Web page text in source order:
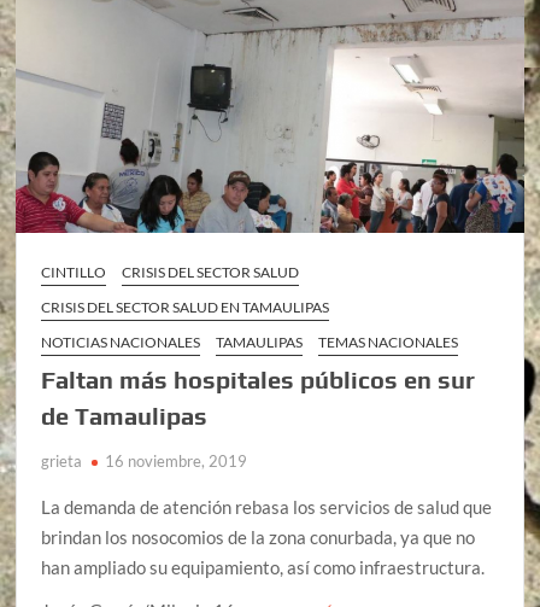
CINTILLO
CRISIS DEL SECTOR SALUD
CRISIS DEL SECTOR SALUD EN TAMAULIPAS
NOTICIAS NACIONALES
TAMAULIPAS TEMAS NACIONALES
Faltan más hospitales públicos en sur
de Tamaulipas
grieta 16 noviembre, 2019
La demanda de atención rebasa los servicios de salud que
brindan los nosocomios de la zona conurbada, ya que no
han ampliado su equipamiento, así como infraestructura.